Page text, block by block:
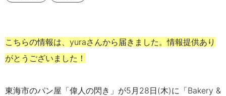
こちらの情報は、yuraさんから届きました。情報提供あり
がとうございました！
東海市のパン屋「偉人の閃き」が5月28日(木)に 「Bakery &